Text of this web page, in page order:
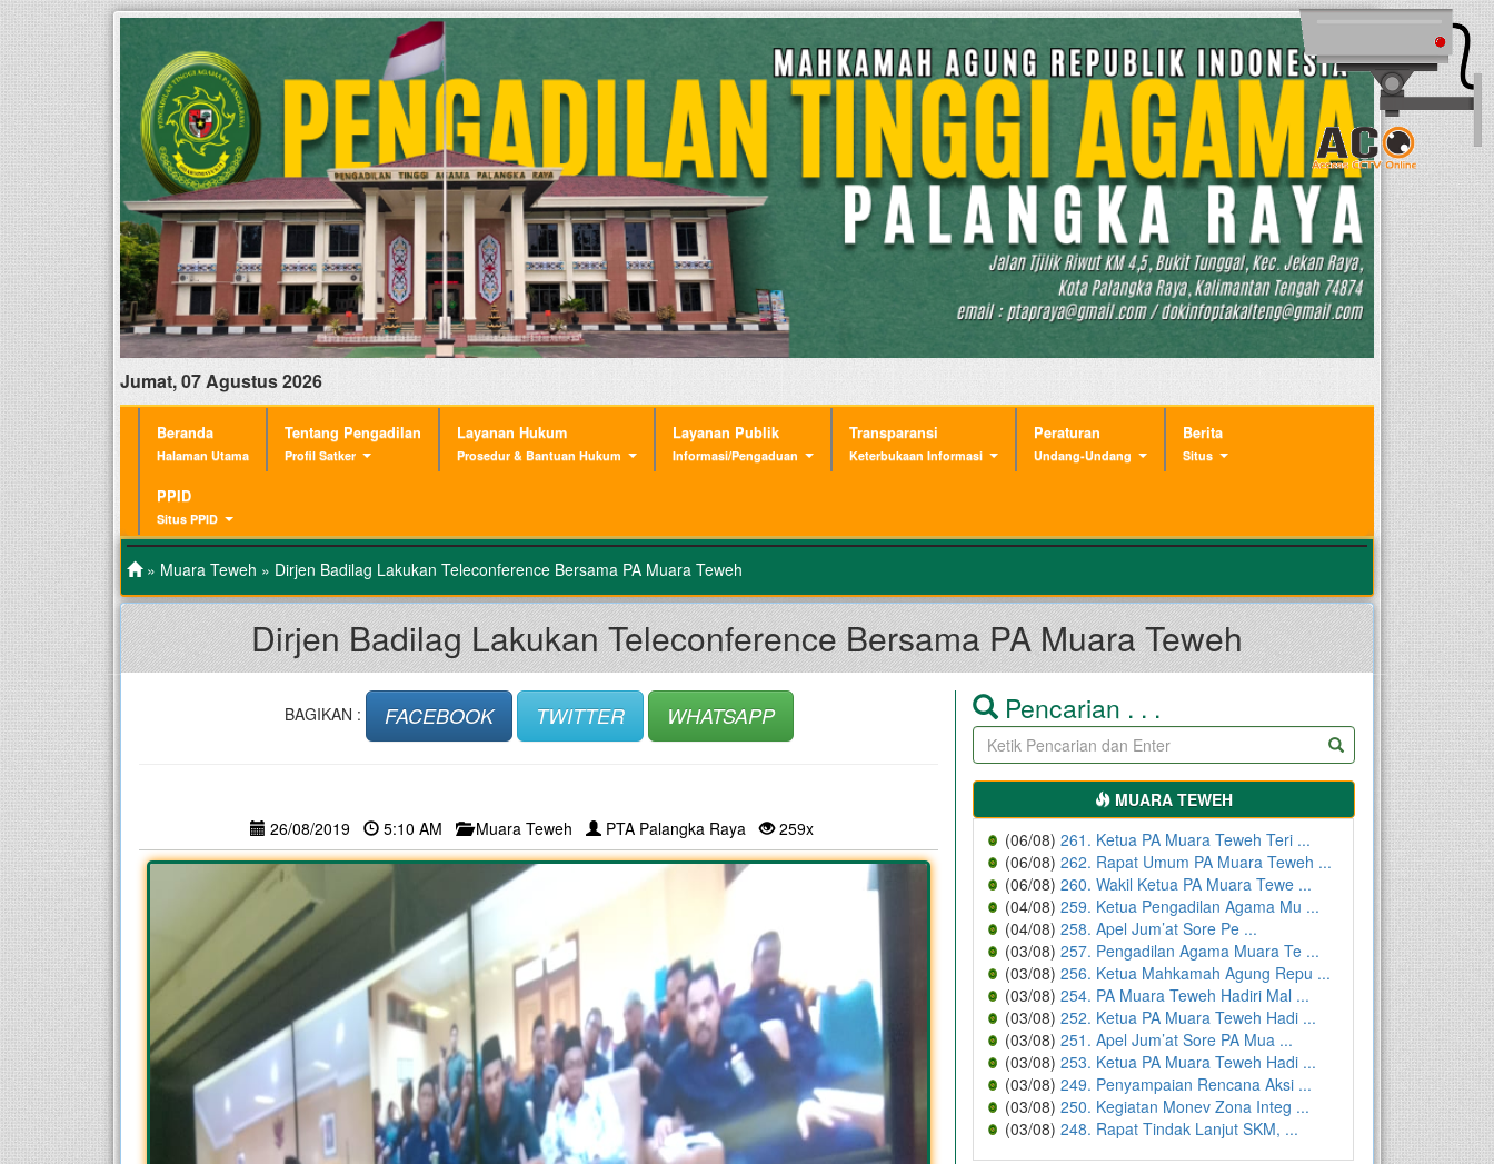
Jumat, 07 Agustus 2026
Beranda
Halaman Utama
Tentang Pengadilan
Profil Satker
Layanan Hukum
Prosedur & Bantuan Hukum
Layanan Publik
Informasi/Pengaduan
Transparansi
Keterbukaan Informasi
Peraturan
Undang-Undang
Berita
Situs
PPID
Situs PPID
» Muara Teweh » Dirjen Badilag Lakukan Teleconference Bersama PA Muara Teweh
Dirjen Badilag Lakukan Teleconference Bersama PA Muara Teweh
BAGIKAN : FACEBOOK TWITTER WHATSAPP
26/08/2019 5:10 AM Muara Teweh PTA Palangka Raya 259x
Pencarian . . .
MUARA TEWEH
(06/08) 261. Ketua PA Muara Teweh Teri ...
(06/08) 262. Rapat Umum PA Muara Teweh ...
(06/08) 260. Wakil Ketua PA Muara Tewe ...
(04/08) 259. Ketua Pengadilan Agama Mu ...
(04/08) 258. Apel Jum’at Sore Pe ...
(03/08) 257. Pengadilan Agama Muara Te ...
(03/08) 256. Ketua Mahkamah Agung Repu ...
(03/08) 254. PA Muara Teweh Hadiri Mal ...
(03/08) 252. Ketua PA Muara Teweh Hadi ...
(03/08) 251. Apel Jum’at Sore PA Mua ...
(03/08) 253. Ketua PA Muara Teweh Hadi ...
(03/08) 249. Penyampaian Rencana Aksi ...
(03/08) 250. Kegiatan Monev Zona Integ ...
(03/08) 248. Rapat Tindak Lanjut SKM, ...